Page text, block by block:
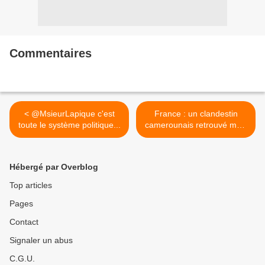
Commentaires
< @MsieurLapique c'est
toute le système politique...
France : un clandestin
camerounais retrouvé mort
dans le train d'atterrissage
Hébergé par Overblog
Top articles
Pages
Contact
Signaler un abus
C.G.U.